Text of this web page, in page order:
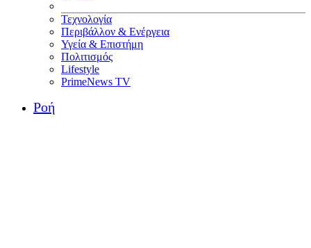
Τεχνολογία
Περιβάλλον & Ενέργεια
Υγεία & Επιστήμη
Πολιτισμός
Lifestyle
PrimeNews TV
Ροή